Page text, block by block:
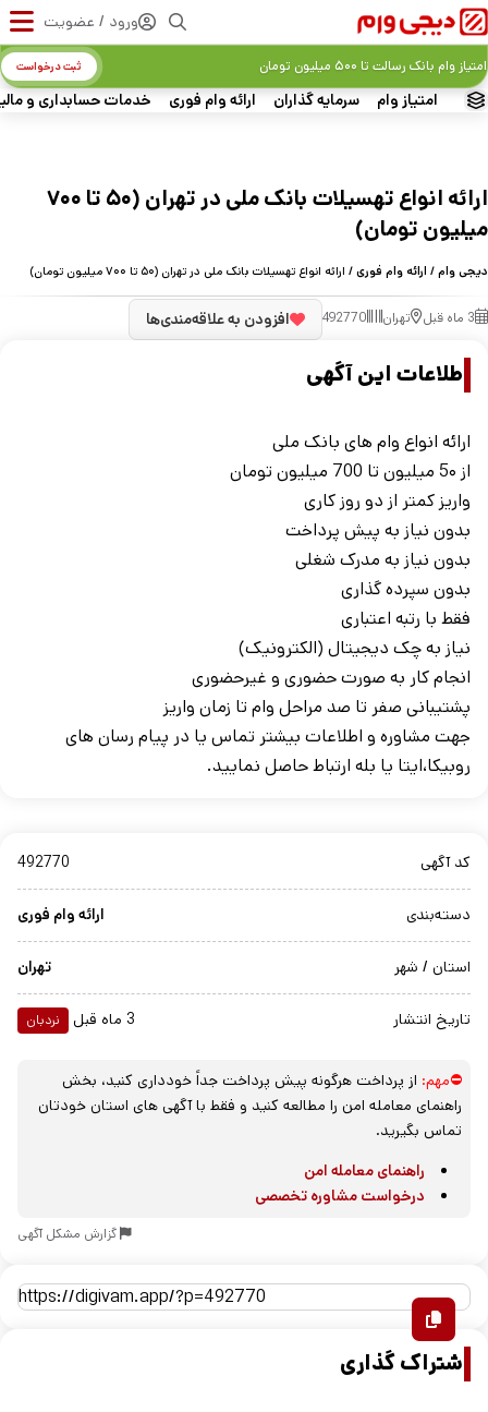
ورود / عضویت
امتیاز وام سرمایه گذاران ارائه وام فوری خدمات حسابداری و
امتیاز وام بانک رسالت تا ۵۰۰ میلیون تومان ثبت درخواست
ارائه انواع تهسیلات بانک ملی در تهران (۵۰ تا ۷۰۰
میلیون تومان)
دیجی وام/ ارائه وام فوری/ ارائه انواع تهسیلات بانک ملی در تهران (۵۰ تا ۷۰۰ میلیون تومان)
3 ماه قبل تهران 492770 افزودن به علاقه‌مندی‌ها
اطلاعات این آگهی
ارائه انواع وام های بانک ملی
از 5۰ میلیون تا 700 میلیون تومان
واریز کمتر از دو روز کاری
بدون نیاز به پیش پرداخت
بدون نیاز به مدرک شغلی
بدون سپرده گذاری
فقط با رتبه اعتباری
نیاز به چک دیجیتال (الکترونیک)
انجام کار به صورت حضوری و غیرحضوری
پشتیبانی صفر تا صد مراحل وام تا زمان واریز
جهت مشاوره و اطلاعات بیشتر تماس یا در پیام رسان های
روبیکا،ایتا یا بله ارتباط حاصل نمایید.
کد آگهی 492770
دسته‌بندی ارائه وام فوری
استان / شهر تهران
تاریخ انتشار 3 ماه قبل نردبان
⛔مهم: از پرداخت هرگونه پیش پرداخت جداً خودداری کنید، بخش
راهنمای معامله امن را مطالعه کنید و فقط با آگهی های استان خودتان
تماس بگیرید.
راهنمای معامله امن
درخواست مشاوره تخصصی
گزارش مشکل آگهی
اشتراک گذاری